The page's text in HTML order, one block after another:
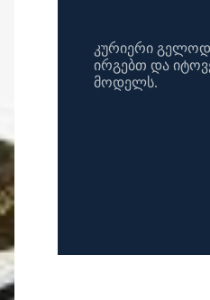
კურიერი
ირგებთ და
მოდელს.